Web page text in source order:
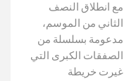
مع انطلاق النصف
الثاني من الموسم،
مدعومة بسلسلة من
الصفقات الكبرى التي
غيرت خريطة